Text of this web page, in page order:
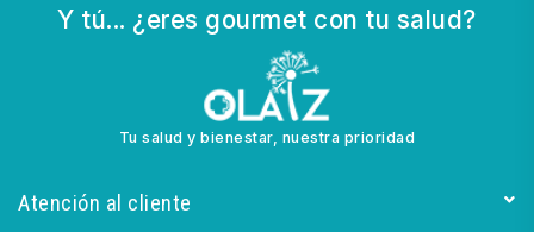
Y tú... ¿eres gourmet con tu salud?
Tu salud y bienestar, nuestra prioridad
Atención al cliente